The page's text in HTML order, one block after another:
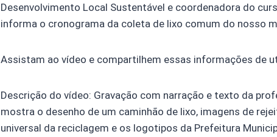
Desenvolvimento Local Sustentável e coordenadora do
informa o cronograma da coleta de lixo comum do nosso
Assistam ao vídeo e compartilhem essas informações de
Descrição do vídeo: Gravação com narração e texto da
mostra o desenho de um caminhão de lixo, imagens de
universal da reciclagem e os logotipos da Prefeitura